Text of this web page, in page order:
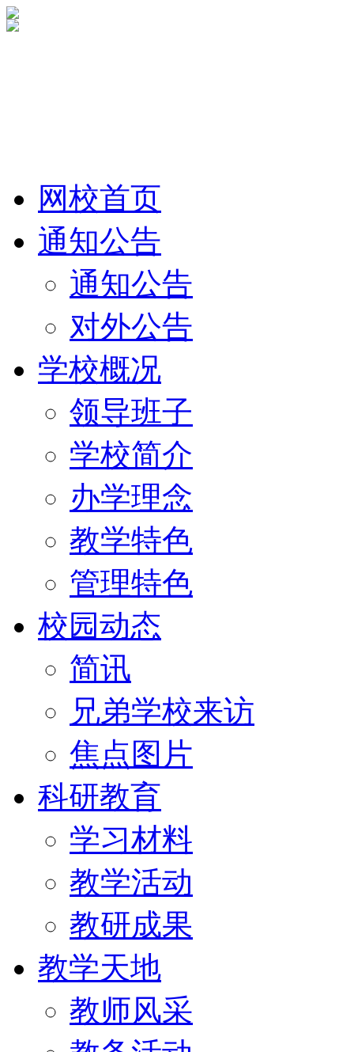
网校首页
通知公告
通知公告
对外公告
学校概况
领导班子
学校简介
办学理念
教学特色
管理特色
校园动态
简讯
兄弟学校来访
焦点图片
科研教育
学习材料
教学活动
教研成果
教学天地
教师风采